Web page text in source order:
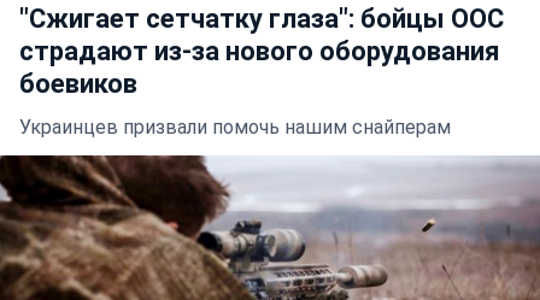
"Сжигает сетчатку глаза": бойцы ООС
страдают из-за нового оборудования
боевиков
Украинцев призвали помочь нашим снайперам